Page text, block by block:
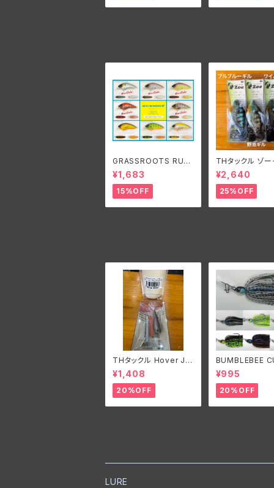
GRASSROOTS RUN
BBIT SR/グラスルーツ
ランビットSR
¥1,683
15%OFF
THタックル ゾー
¥2,640
25%OFF
THタックル Hover Ja
cket39/ホバージャケ
ット39
¥1,408
20%OFF
BUMBLEBEE
M LURES B-
ORIGINAL 3/
ンブルビーカス
ーズ ビーブレー
ジナル3/8oz
¥995
20%OFF
LURE